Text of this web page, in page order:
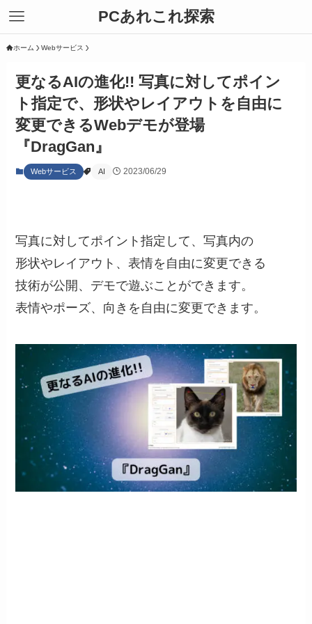
PCあれこれ探索
ホーム Webサービス
更なるAIの進化!! 写真に対してポイン
ト指定で、形状やレイアウトを自由に
変更できるWebデモが登場
『DragGan』
Webサービス AI 2023/06/29
写真に対してポイント指定して、写真内の
形状やレイアウト、表情を自由に変更できる
技術が公開、デモで遊ぶことができます。
表情やポーズ、向きを自由に変更できます。